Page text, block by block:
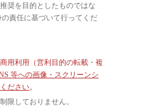
奨を目的としたものではな
の責任に基づいて行ってくだ
用利用（営利目的の転載・複
等への画像・スクリーンシ
ださい。
限しておりません。